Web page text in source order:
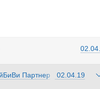
Партнер
02.04.19